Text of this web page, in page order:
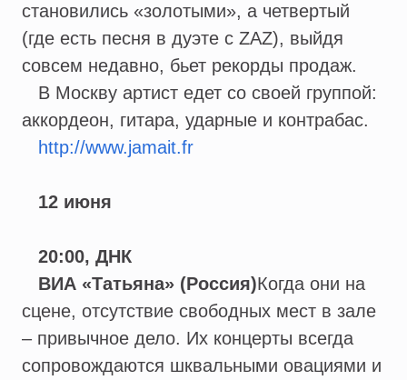
становились «золотыми», а четвертый
(где есть песня в дуэте с ZAZ), выйдя
совсем недавно, бьет рекорды продаж.
В Москву артист едет со своей группой:
аккордеон, гитара, ударные и контрабас.
http://www.jamait.fr
12 июня
20:00, ДНК
ВИА «Татьяна» (Россия)Когда они на
сцене, отсутствие свободных мест в зале
– привычное дело. Их концерты всегда
сопровождаются шквальными овациями и